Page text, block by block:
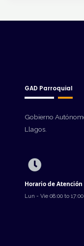
GAD Parroquial
Gobierno
Llagos.
Horario de Atención
Lun - Vie 08:00 to 17:00